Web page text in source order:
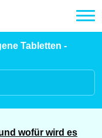
Tabletten -
wofür wird es